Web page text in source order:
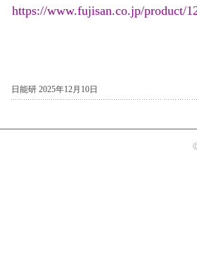
https://www.fujisan.co.jp/product/
日能研 2025年12月10日